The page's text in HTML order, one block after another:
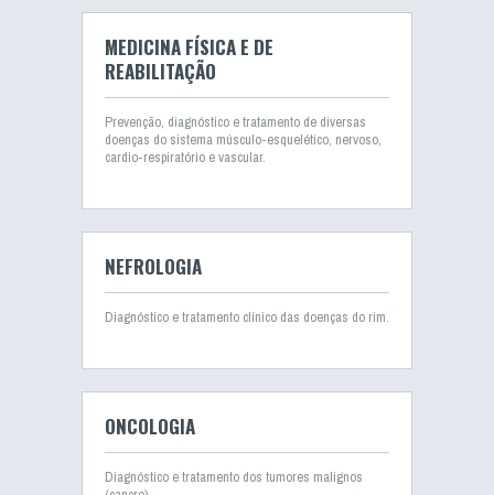
MEDICINA FÍSICA E DE
REABILITAÇÃO
Prevenção, diagnóstico e tratamento de diversas
doenças do sistema músculo-esquelético, nervoso,
cardio-respiratório e vascular.
NEFROLOGIA
Diagnóstico e tratamento clínico das doenças do rim.
ONCOLOGIA
Diagnóstico e tratamento dos tumores malignos